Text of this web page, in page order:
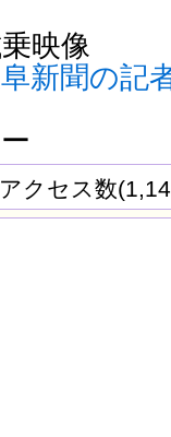
映像
新聞の記
クセス数